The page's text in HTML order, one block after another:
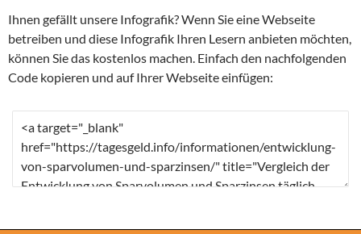
Ihnen gefällt unsere Infografik? Wenn Sie eine Webseite
betreiben und diese Infografik Ihren Lesern anbieten möchten,
können Sie das kostenlos machen. Einfach den nachfolgenden
Code kopieren und auf Ihrer Webseite einfügen: